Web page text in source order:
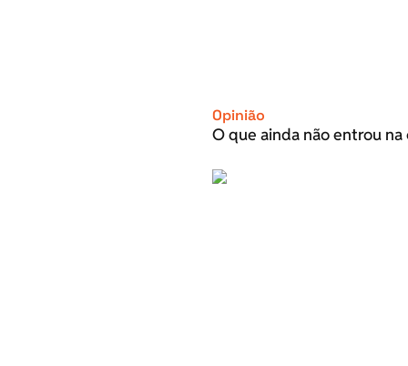
Opinião
O que ainda não entrou